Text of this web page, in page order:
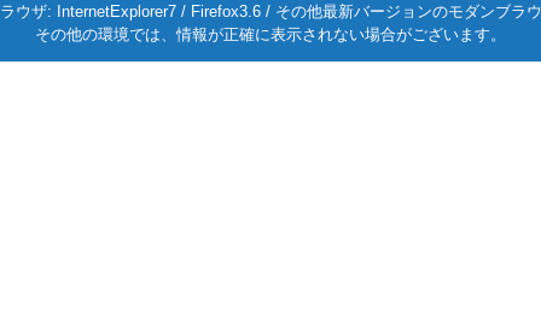
ウザ: InternetExplorer7 / Firefox3.6 / その他最新バージョンのモダンブラ
その他の環境では、情報が正確に表示されない場合がございます。